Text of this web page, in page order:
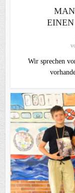
Wir sprechen